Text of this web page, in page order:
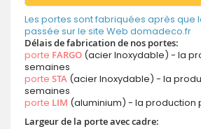
Les portes sont fabriquées après que
passée sur le site Web domadeco.fr
Délais de fabrication de nos portes:
porte FARGO (acier Inoxydable) - la
semaines
porte STA (acier Inoxydable) - la
semaines
porte LIM (aluminium) - la production
Largeur de la porte avec cadre: